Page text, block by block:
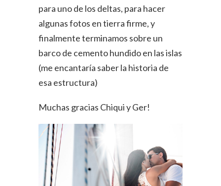
para uno de los deltas, para hacer
algunas fotos en tierra firme, y
finalmente terminamos sobre un
barco de cemento hundido en las islas
(me encantaría saber la historia de
esa estructura)
Muchas gracias Chiqui y Ger!